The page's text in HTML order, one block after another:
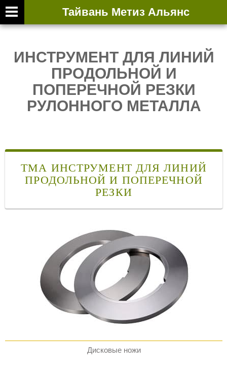
Тайвань Метиз Альянс
ИНСТРУМЕНТ ДЛЯ ЛИНИЙ
ПРОДОЛЬНОЙ И
ПОПЕРЕЧНОЙ РЕЗКИ
РУЛОННОГО МЕТАЛЛА
ТМА ИНСТРУМЕНТ ДЛЯ ЛИНИЙ
ПРОДОЛЬНОЙ И ПОПЕРЕЧНОЙ
РЕЗКИ
Дисковые ножи